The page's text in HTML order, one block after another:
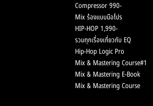
Compressor 990-
Mix ร้องแบบมือโปร
HIP-HOP 1,990-
รวมทุกเรื่องเกี่ยวกับ EQ
Hip-Hop Logic Pro
Mix & Mastering Course#1
Mix & Mastering E-Book
Mix & Mastering Course